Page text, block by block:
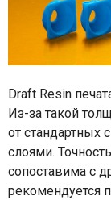
Draft Resin
Из-за такой
от стандартных
слоями.
сопоставима с
рекомендуется